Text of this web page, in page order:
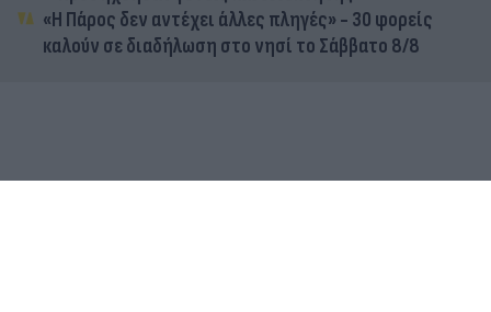
«Η Πάρος δεν αντέχει άλλες πληγές» - 30 φορείς
καλούν σε διαδήλωση στο νησί το Σάββατο 8/8